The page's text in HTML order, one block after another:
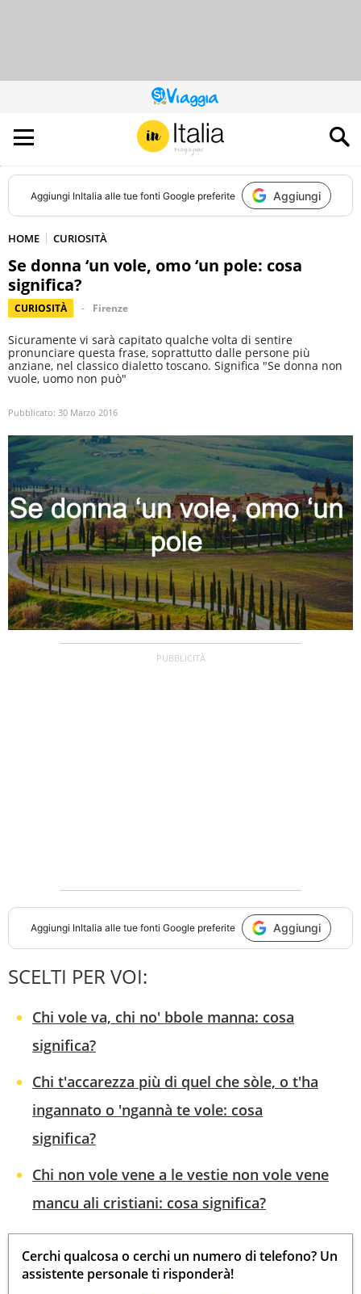
QUESTO
SITO
CONTRIBUISCE
ALL’AUDIENCE
DI
Aggiungi InItalia alle tue fonti Google preferite Aggiungi
HOME CURIOSITÀ
Se donna ‘un vole, omo ‘un pole: cosa
significa?
CURIOSITÀ Firenze
Sicuramente vi sarà capitato qualche volta di sentire
pronunciare questa frase, soprattutto dalle persone più
anziane, nel classico dialetto toscano. Significa "Se donna non
vuole, uomo non può"
Pubblicato: 30 Marzo 2016
Aggiungi InItalia alle tue fonti Google preferite Aggiungi
SCELTI PER VOI:
Chi vole va, chi no' bbole manna: cosa
significa?
Chi t'accarezza più di quel che sòle, o t'ha
ingannato o 'ngannà te vole: cosa
significa?
Chi non vole vene a le vestie non vole vene
mancu ali cristiani: cosa significa?
Cerchi qualcosa o cerchi un numero di telefono? Un
assistente personale ti risponderà!